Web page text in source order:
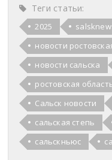
Теги статьи:
2025
новости
новости сальска
ростовская
Сальск новости
сальская степь
сальскньюс